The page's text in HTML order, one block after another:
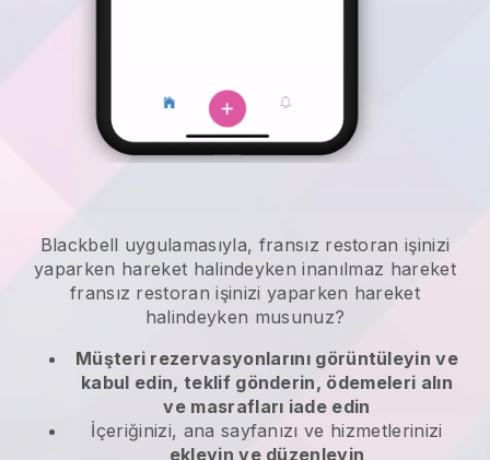
Blackbell uygulamasıyla, fransız restoran işinizi
yaparken hareket halindeyken inanılmaz hareket
fransız restoran işinizi yaparken hareket
halindeyken musunuz?
Müşteri rezervasyonlarını görüntüleyin ve
kabul edin, teklif gönderin, ödemeleri alın
ve masrafları iade edin
İçeriğinizi, ana sayfanızı ve hizmetlerinizi
ekleyin ve düzenleyin